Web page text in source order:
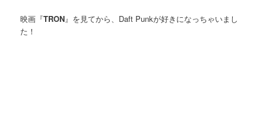
映画『TRON』を見てから、Daft Punkが好きになっちゃいまし
た！